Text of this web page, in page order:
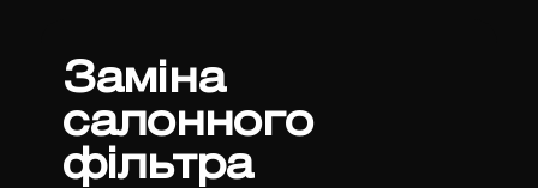
Заміна
салонного
фільтра